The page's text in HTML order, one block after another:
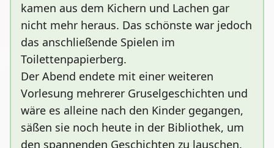
kamen aus dem Kichern und Lachen gar
nicht mehr heraus. Das schönste war jedoch
das anschließende Spielen im
Toilettenpapierberg.
Der Abend endete mit einer weiteren
Vorlesung mehrerer Gruselgeschichten und
wäre es alleine nach den Kinder gegangen,
säßen sie noch heute in der Bibliothek, um
den spannenden Geschichten zu lauschen.